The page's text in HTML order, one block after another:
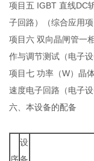
项目五 IGBT 直线DC
子回路）（综合应用项
项目六 双向晶闸管一
作与调节测试（电子
项目七 功率（W）晶
速度电子回路（电子
六、本设备的配备
设